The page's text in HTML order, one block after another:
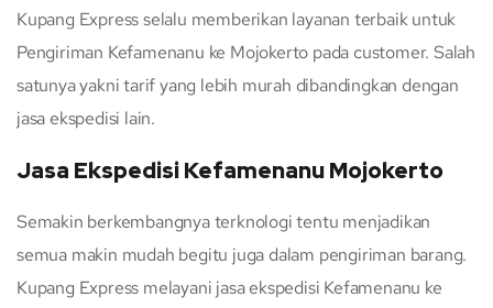
Kupang Express selalu memberikan layanan terbaik untuk
Pengiriman Kefamenanu ke Mojokerto pada customer. Salah
satunya yakni tarif yang lebih murah dibandingkan dengan
jasa ekspedisi lain.
Jasa Ekspedisi Kefamenanu Mojokerto
Semakin berkembangnya terknologi tentu menjadikan
semua makin mudah begitu juga dalam pengiriman barang.
Kupang Express melayani jasa ekspedisi Kefamenanu ke